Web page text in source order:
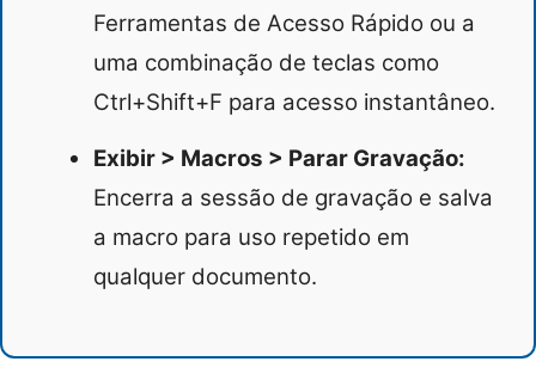
Ferramentas de Acesso Rápido ou a
uma combinação de teclas como
Ctrl+Shift+F para acesso instantâneo.
Exibir > Macros > Parar Gravação:
Encerra a sessão de gravação e salva
a macro para uso repetido em
qualquer documento.